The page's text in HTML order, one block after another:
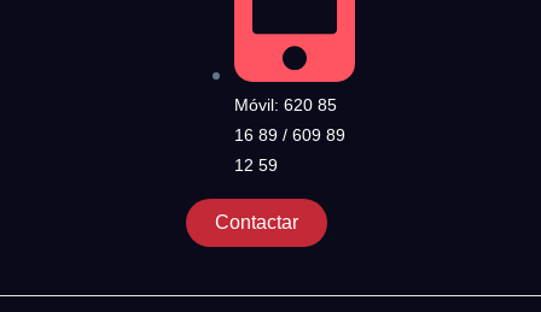
Móvil: 620 85
16 89 / 609 89
12 59
Contactar